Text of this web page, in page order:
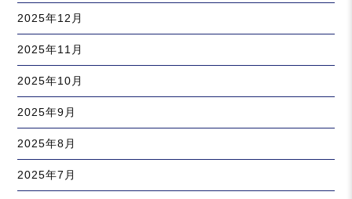
2025年12月
2025年11月
2025年10月
2025年9月
2025年8月
2025年7月